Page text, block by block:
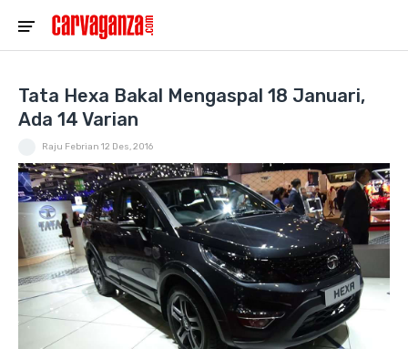
Tata Hexa Bakal Mengaspal 18 Januari,
Ada 14 Varian
Raju Febrian 12 Des, 2016